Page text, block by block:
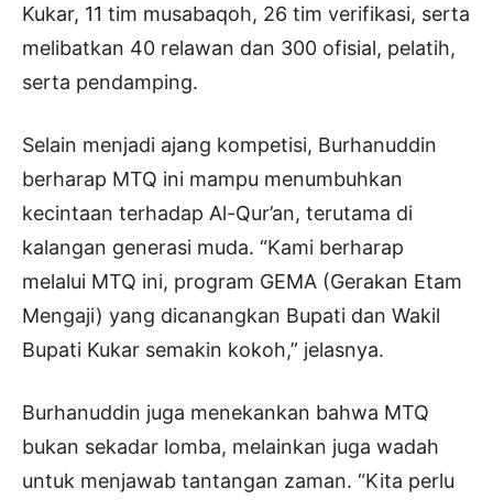
Kukar, 11 tim musabaqoh, 26 tim verifikasi, serta
melibatkan 40 relawan dan 300 ofisial, pelatih,
serta pendamping.
Selain menjadi ajang kompetisi, Burhanuddin
berharap MTQ ini mampu menumbuhkan
kecintaan terhadap Al-Qur’an, terutama di
kalangan generasi muda. “Kami berharap
melalui MTQ ini, program GEMA (Gerakan Etam
Mengaji) yang dicanangkan Bupati dan Wakil
Bupati Kukar semakin kokoh,” jelasnya.
Burhanuddin juga menekankan bahwa MTQ
bukan sekadar lomba, melainkan juga wadah
untuk menjawab tantangan zaman. “Kita perlu